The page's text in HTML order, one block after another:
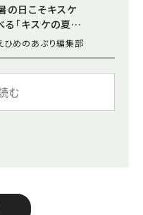
の日こそキスケ
「キスケの夏
ひめのあぷり編集部
む